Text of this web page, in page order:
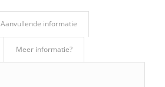
Aanvullende informatie
Meer informatie?